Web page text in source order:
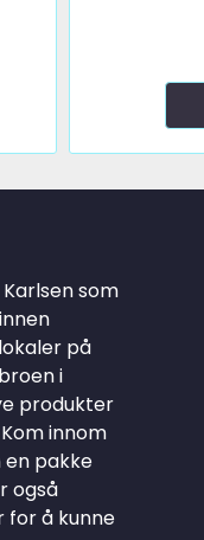
som
på
i
produkter
innom
pakke
også
for å kunne